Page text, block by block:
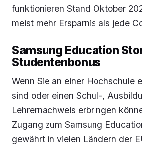
funktionieren Stand Oktober
meist mehr Ersparnis als jede
Samsung Education
Studentenbonus
Wenn Sie an einer Hochschule
sind oder einen Schul-,
Lehrernachweis erbringen
Zugang zum Samsung
gewährt in vielen Ländern der